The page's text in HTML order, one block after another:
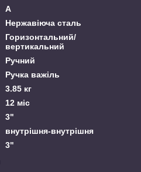
А
Нержавіюча сталь
Горизонтальний/
вертикальний
Ручний
Ручка важіль
3.85 кг
12 міс
3"
внутрішня-внутрішня
3"